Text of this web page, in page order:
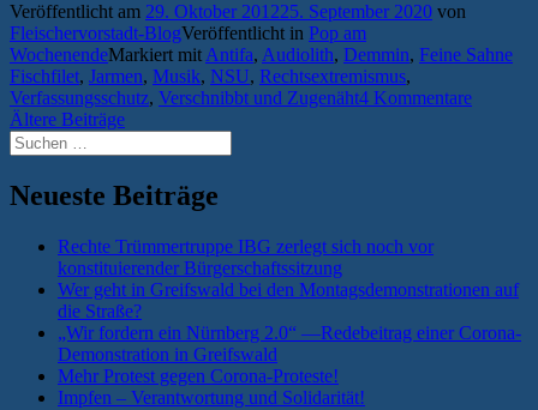
Wochenende:
Feine
Sahne
„Scheitern
und
Verstehen““
Veröffentlicht am 29. Oktober 201225. September 2020 von
Fleischervorstadt-BlogVeröffentlicht in Pop am
WochenendeMarkiert mit Antifa, Audiolith, Demmin, Feine Sahne
Fischfilet, Jarmen, Musik, NSU, Rechtsextremismus,
Verfassungsschutz, Verschnibbt und Zugenäht4 Kommentare
Beitragsnavigation
Ältere Beiträge
Suchen
nach:
Neueste Beiträge
Rechte Trümmertruppe IBG zerlegt sich noch vor
konstituierender Bürgerschaftssitzung
Wer geht in Greifswald bei den Montagsdemonstrationen auf
die Straße?
„Wir fordern ein Nürnberg 2.0“ —Redebeitrag einer Corona-
Demonstration in Greifswald
Mehr Protest gegen Corona-Proteste!
Impfen – Verantwortung und Solidarität!